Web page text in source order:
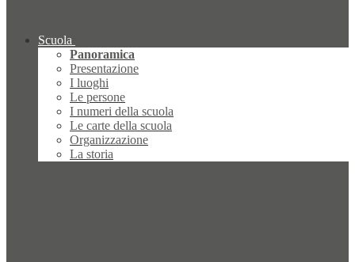
Scuola
Panoramica
Presentazione
I luoghi
Le persone
I numeri della scuola
Le carte della scuola
Organizzazione
La storia